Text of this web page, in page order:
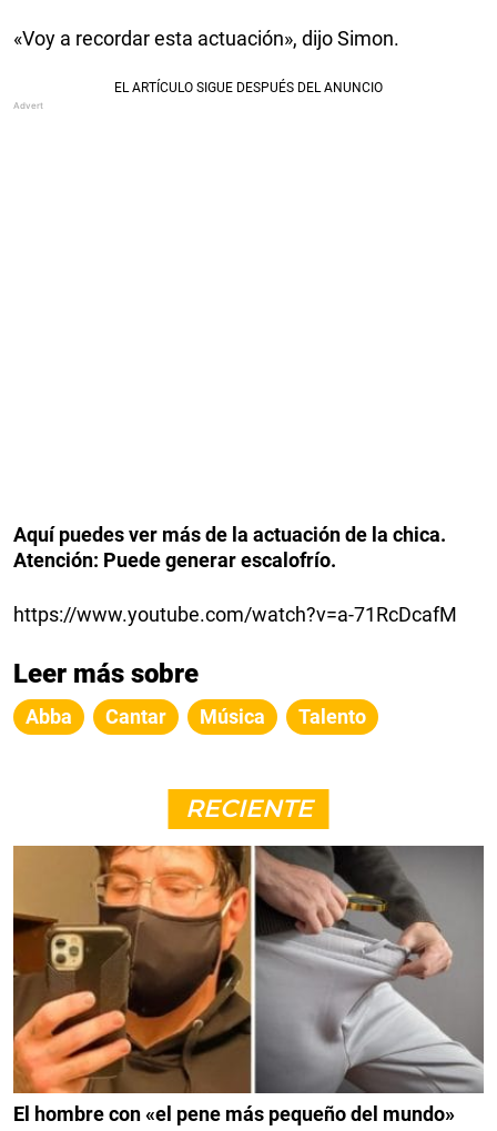
«Voy a recordar esta actuación», dijo Simon.
Aquí puedes ver más de la actuación de la chica.
Atención: Puede generar escalofrío.
https://www.youtube.com/watch?v=a-71RcDcafM
Leer más sobre
Abba Cantar Música Talento
RECIENTE
El hombre con «el pene más pequeño del mundo»